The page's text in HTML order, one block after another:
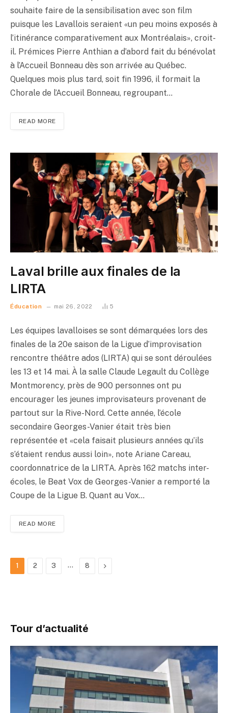
souhaite faire de la sensibilisation avec son film
puisque les Lavallois seraient «un peu moins exposés à
l’itinérance comparativement aux Montréalais», croit-
il. Prémices Pierre Anthian a d’abord fait du bénévolat
à l’Accueil Bonneau dès son arrivée au Québec.
Quelques mois plus tard, soit fin 1996, il formait la
Chorale de l’Accueil Bonneau, regroupant…
READ MORE
Laval brille aux finales de la
LIRTA
Éducation mai 26, 2022 5
Les équipes lavalloises se sont démarquées lors des
finales de la 20e saison de la Ligue d’improvisation
rencontre théâtre ados (LIRTA) qui se sont déroulées
les 13 et 14 mai. À la salle Claude Legault du Collège
Montmorency, près de 900 personnes ont pu
encourager les jeunes improvisateurs provenant de
partout sur la Rive-Nord. Cette année, l’école
secondaire Georges-Vanier était très bien
représentée et «cela faisait plusieurs années qu’ils
s’étaient rendus aussi loin», note Ariane Careau,
coordonnatrice de la LIRTA. Après 162 matchs inter-
écoles, le Beat Vox de Georges-Vanier a remporté la
Coupe de la Ligue B. Quant au Vox…
READ MORE
1 2 3 … 8 Suivant
Tour d’actualité